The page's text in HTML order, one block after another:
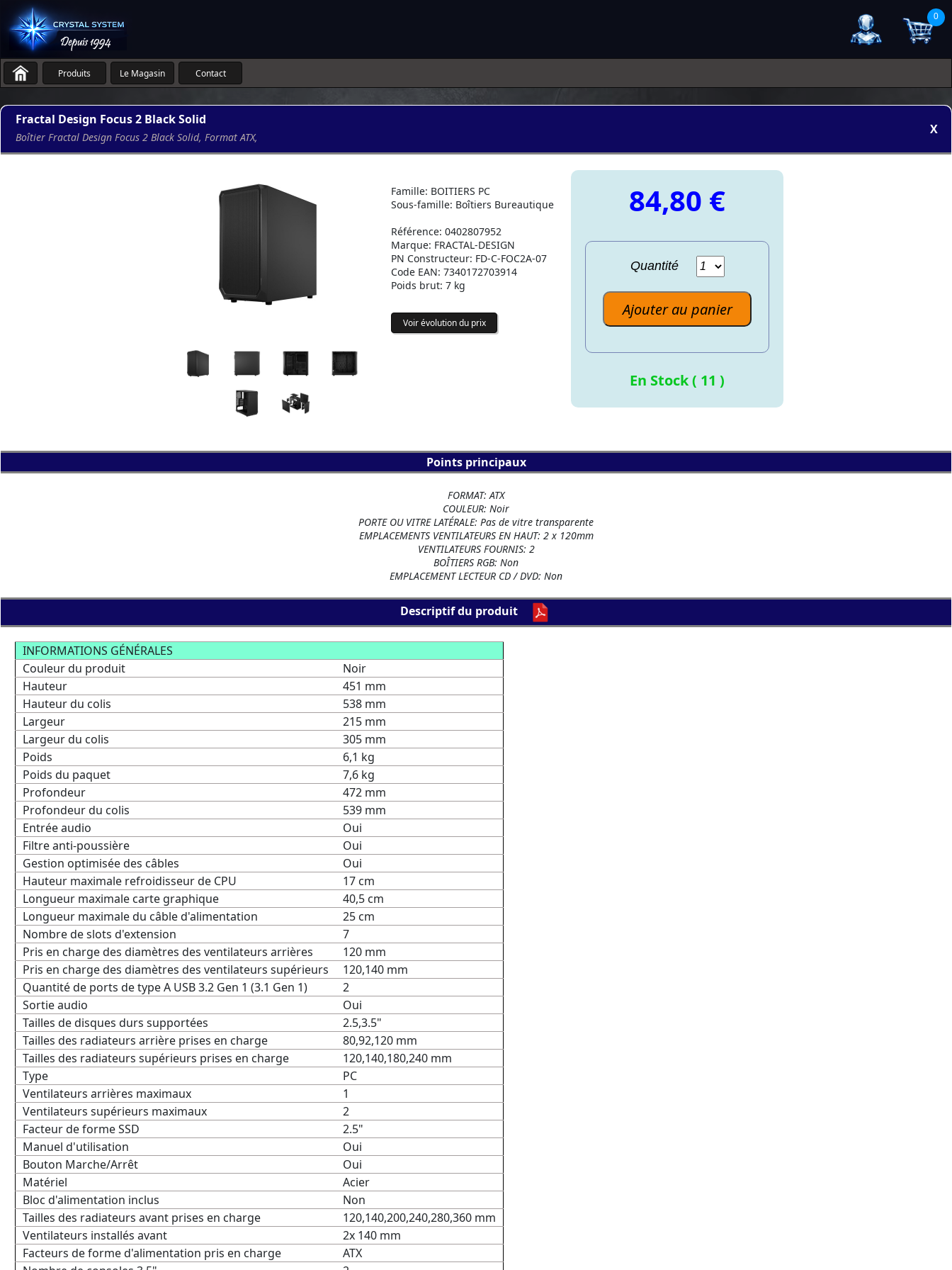
0
Produits Le Magasin Contact
Fractal Design Focus 2 Black Solid
Boîtier Fractal Design Focus 2 Black Solid, Format ATX,
X
Famille: BOITIERS PC
Sous-famille: Boîtiers Bureautique
Référence: 0402807952
Marque: FRACTAL-DESIGN
PN Constructeur: FD-C-FOC2A-07
Code EAN: 7340172703914
Poids brut: 7 kg
Voir évolution du prix
84,80 €
Quantité
Ajouter au panier
En Stock ( 11 )
Points principaux
FORMAT: ATX
COULEUR: Noir
PORTE OU VITRE LATÉRALE: Pas de vitre transparente
EMPLACEMENTS VENTILATEURS EN HAUT: 2 x 120mm
VENTILATEURS FOURNIS: 2
BOÎTIERS RGB: Non
EMPLACEMENT LECTEUR CD / DVD: Non
Descriptif du produit
INFORMATIONS GÉNÉRALES
Couleur du produit
Noir
Hauteur
451 mm
Hauteur du colis
538 mm
Largeur
215 mm
Largeur du colis
305 mm
Poids
6,1 kg
Poids du paquet
7,6 kg
Profondeur
472 mm
Profondeur du colis
539 mm
Entrée audio
Oui
Filtre anti-poussière
Oui
Gestion optimisée des câbles
Oui
Hauteur maximale refroidisseur de CPU
17 cm
Longueur maximale carte graphique
40,5 cm
Longueur maximale du câble d'alimentation
25 cm
Nombre de slots d'extension
7
Pris en charge des diamètres des ventilateurs arrières
120 mm
Pris en charge des diamètres des ventilateurs supérieurs
120,140 mm
Quantité de ports de type A USB 3.2 Gen 1 (3.1 Gen 1)
2
Sortie audio
Oui
Tailles de disques durs supportées
2.5,3.5"
Tailles des radiateurs arrière prises en charge
80,92,120 mm
Tailles des radiateurs supérieurs prises en charge
120,140,180,240 mm
Type
PC
Ventilateurs arrières maximaux
1
Ventilateurs supérieurs maximaux
2
Facteur de forme SSD
2.5"
Manuel d'utilisation
Oui
Bouton Marche/Arrêt
Oui
Matériel
Acier
Bloc d'alimentation inclus
Non
Tailles des radiateurs avant prises en charge
120,140,200,240,280,360 mm
Ventilateurs installés avant
2x 140 mm
Facteurs de forme d'alimentation pris en charge
ATX